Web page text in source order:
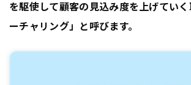
を駆使して顧客の見込み度を上げてい
ーチャリング」と呼びます。